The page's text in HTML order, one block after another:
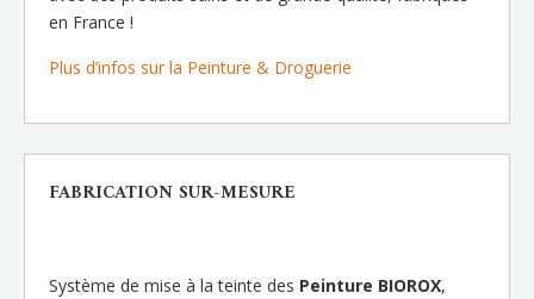
en France !
Plus d’infos sur la Peinture & Droguerie
FABRICATION SUR-MESURE
Système de mise à la teinte des Peinture BIOROX,